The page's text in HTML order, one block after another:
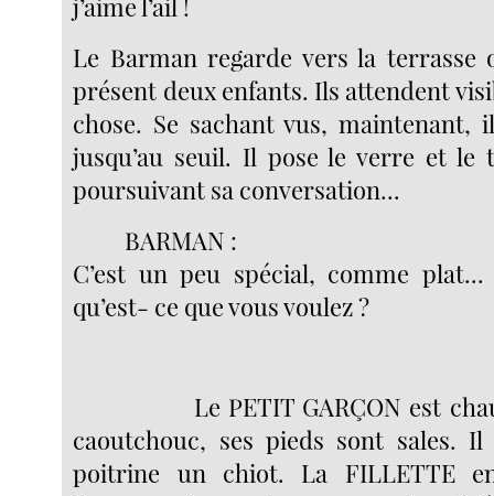
j’aime l’ail !
Le Barman regarde vers la terrasse
présent deux enfants. Ils attendent
chose. Se sachant vus, maintenant,
jusqu’au seuil. Il pose le verre et le
poursuivant sa conversation...
BARMAN :
C’est un peu spécial, comme
qu’est- ce que vous voulez ?
Le PETIT GARÇON est
caoutchouc, ses pieds sont sales.
poitrine un chiot. La FILLETTE